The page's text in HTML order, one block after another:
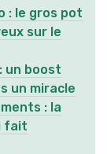
: le gros pot
sur le
un boost
un miracle
: la
fait